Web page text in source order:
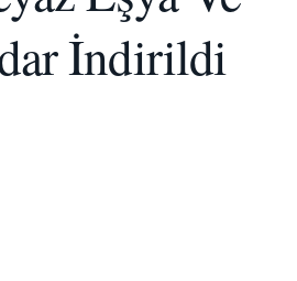
İndirildi